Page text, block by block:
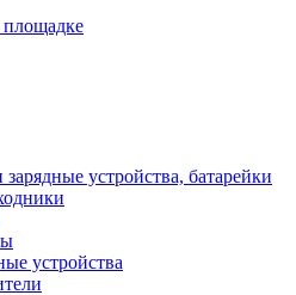
площадке
устройства, батарейки
устройства